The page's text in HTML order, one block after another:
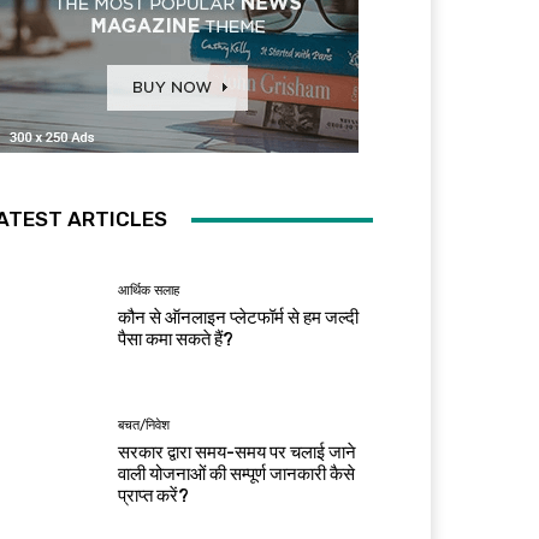
ARTICLES
आर्थिक सलाह
कौन से ऑनलाइन प्लेटफॉर्म से हम जल्दी
पैसा कमा सकते हैं?
बचत/निवेश
सरकार द्वारा समय-समय पर चलाई जाने
वाली योजनाओं की सम्पूर्ण जानकारी कैसे
प्राप्त करें?